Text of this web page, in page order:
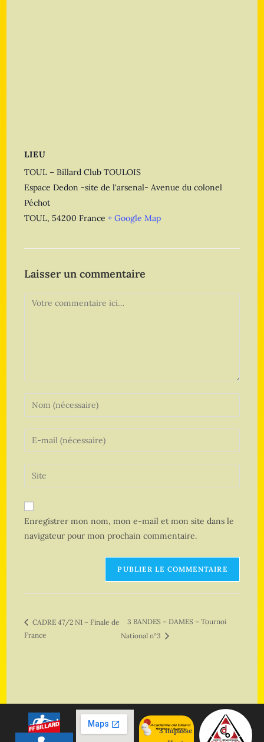
LIEU
TOUL – Billard Club TOULOIS
Espace Dedon -site de l'arsenal- Avenue du colonel
Péchot
TOUL, 54200 France + Google Map
Laisser un commentaire
Enregistrer mon nom, mon e-mail et mon site dans le
navigateur pour mon prochain commentaire.
CADRE 47/2 N1 – Finale de
France
3 BANDES – DAMES – Tournoi
National n°3
3 impasse